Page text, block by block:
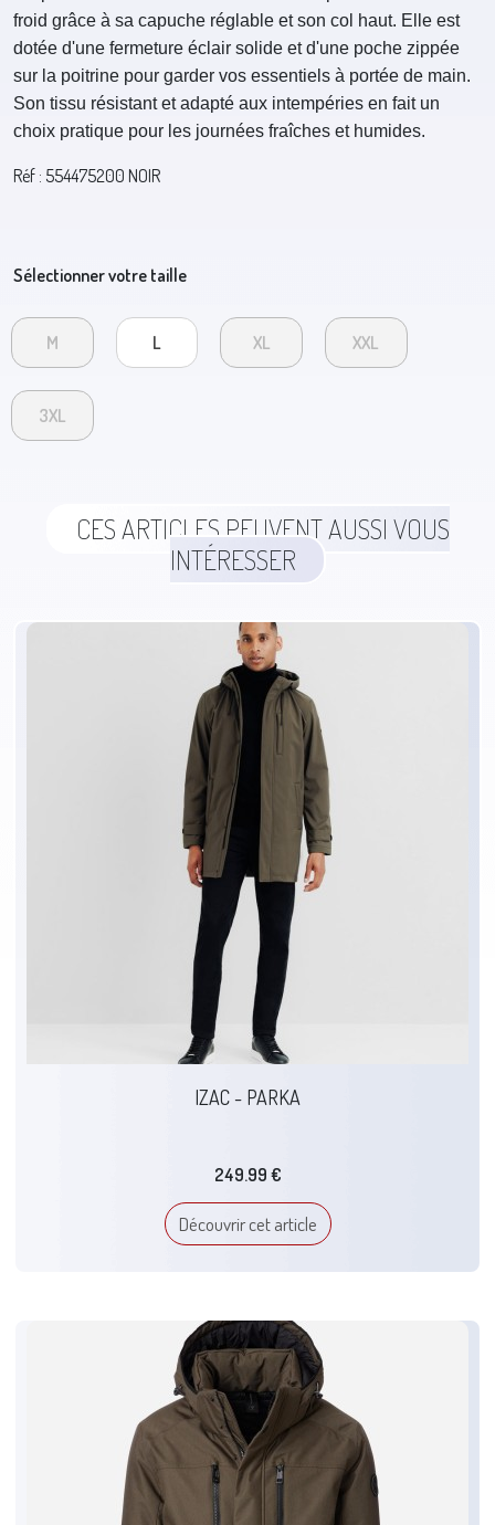
froid grâce à sa capuche réglable et son col haut. Elle est
dotée d'une fermeture éclair solide et d'une poche zippée
sur la poitrine pour garder vos essentiels à portée de main.
Son tissu résistant et adapté aux intempéries en fait un
choix pratique pour les journées fraîches et humides.
Réf : 554475200 NOIR
Sélectionner votre taille
M L XL XXL
3XL
CES ARTICLES PEUVENT AUSSI VOUS
INTÉRESSER
IZAC - PARKA
249.99 €
Découvrir cet article